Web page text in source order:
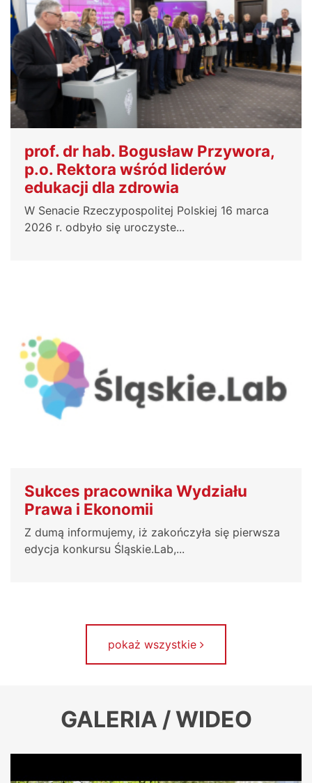
prof. dr hab. Bogusław Przywora,
p.o. Rektora wśród liderów
edukacji dla zdrowia
W Senacie Rzeczypospolitej Polskiej 16 marca
2026 r. odbyło się uroczyste...
Sukces pracownika Wydziału
Prawa i Ekonomii
Z dumą informujemy, iż zakończyła się pierwsza
edycja konkursu Śląskie.Lab,...
pokaż wszystkie
GALERIA / WIDEO